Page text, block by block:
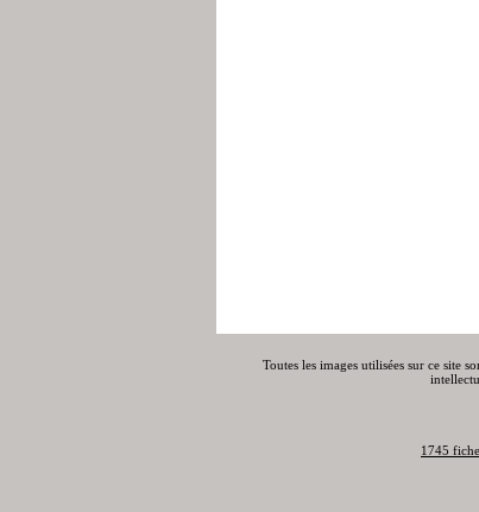
Toutes les images utilisées sur ce site
1745